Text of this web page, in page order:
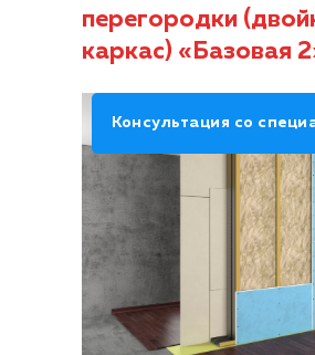
перегородки
каркас) «Базовая
Консультация со